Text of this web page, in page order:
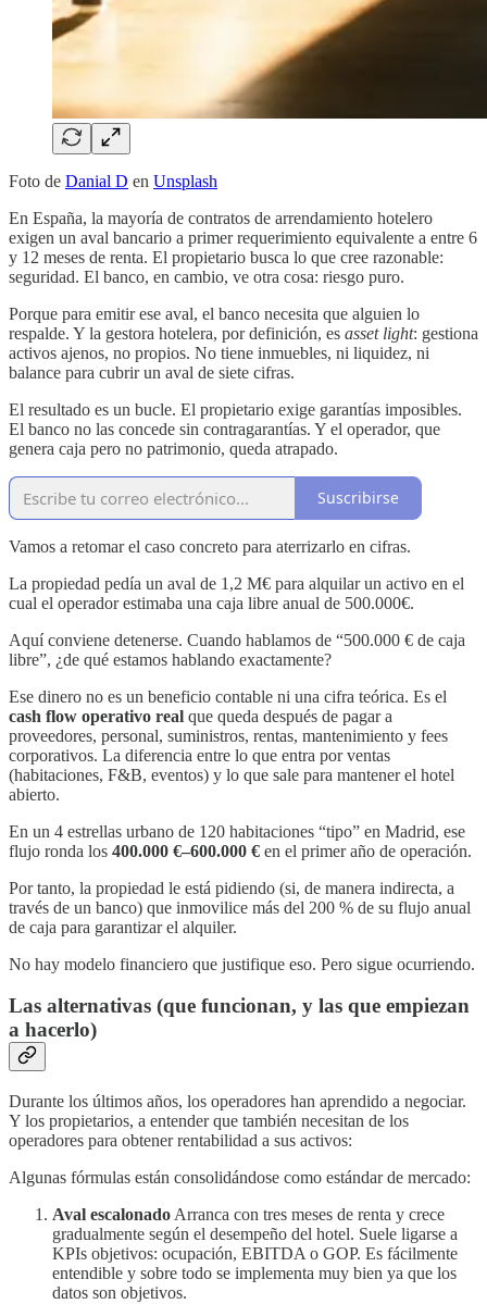
Foto de Danial D en Unsplash
En España, la mayoría de contratos de arrendamiento hotelero
exigen un aval bancario a primer requerimiento equivalente a entre 6
y 12 meses de renta. El propietario busca lo que cree razonable:
seguridad. El banco, en cambio, ve otra cosa: riesgo puro.
Porque para emitir ese aval, el banco necesita que alguien lo
respalde. Y la gestora hotelera, por definición, es asset light: gestiona
activos ajenos, no propios. No tiene inmuebles, ni liquidez, ni
balance para cubrir un aval de siete cifras.
El resultado es un bucle. El propietario exige garantías imposibles.
El banco no las concede sin contragarantías. Y el operador, que
genera caja pero no patrimonio, queda atrapado.
Suscribirse
Vamos a retomar el caso concreto para aterrizarlo en cifras.
La propiedad pedía un aval de 1,2 M€ para alquilar un activo en el
cual el operador estimaba una caja libre anual de 500.000€.
Aquí conviene detenerse. Cuando hablamos de “500.000 € de caja
libre”, ¿de qué estamos hablando exactamente?
Ese dinero no es un beneficio contable ni una cifra teórica. Es el
cash flow operativo real que queda después de pagar a
proveedores, personal, suministros, rentas, mantenimiento y fees
corporativos. La diferencia entre lo que entra por ventas
(habitaciones, F&B, eventos) y lo que sale para mantener el hotel
abierto.
En un 4 estrellas urbano de 120 habitaciones “tipo” en Madrid, ese
flujo ronda los 400.000 €–600.000 € en el primer año de operación.
Por tanto, la propiedad le está pidiendo (si, de manera indirecta, a
través de un banco) que inmovilice más del 200 % de su flujo anual
de caja para garantizar el alquiler.
No hay modelo financiero que justifique eso. Pero sigue ocurriendo.
Las alternativas (que funcionan, y las que empiezan
a hacerlo)
Durante los últimos años, los operadores han aprendido a negociar.
Y los propietarios, a entender que también necesitan de los
operadores para obtener rentabilidad a sus activos:
Algunas fórmulas están consolidándose como estándar de mercado:
Aval escalonado Arranca con tres meses de renta y crece
gradualmente según el desempeño del hotel. Suele ligarse a
KPIs objetivos: ocupación, EBITDA o GOP. Es fácilmente
entendible y sobre todo se implementa muy bien ya que los
datos son objetivos.